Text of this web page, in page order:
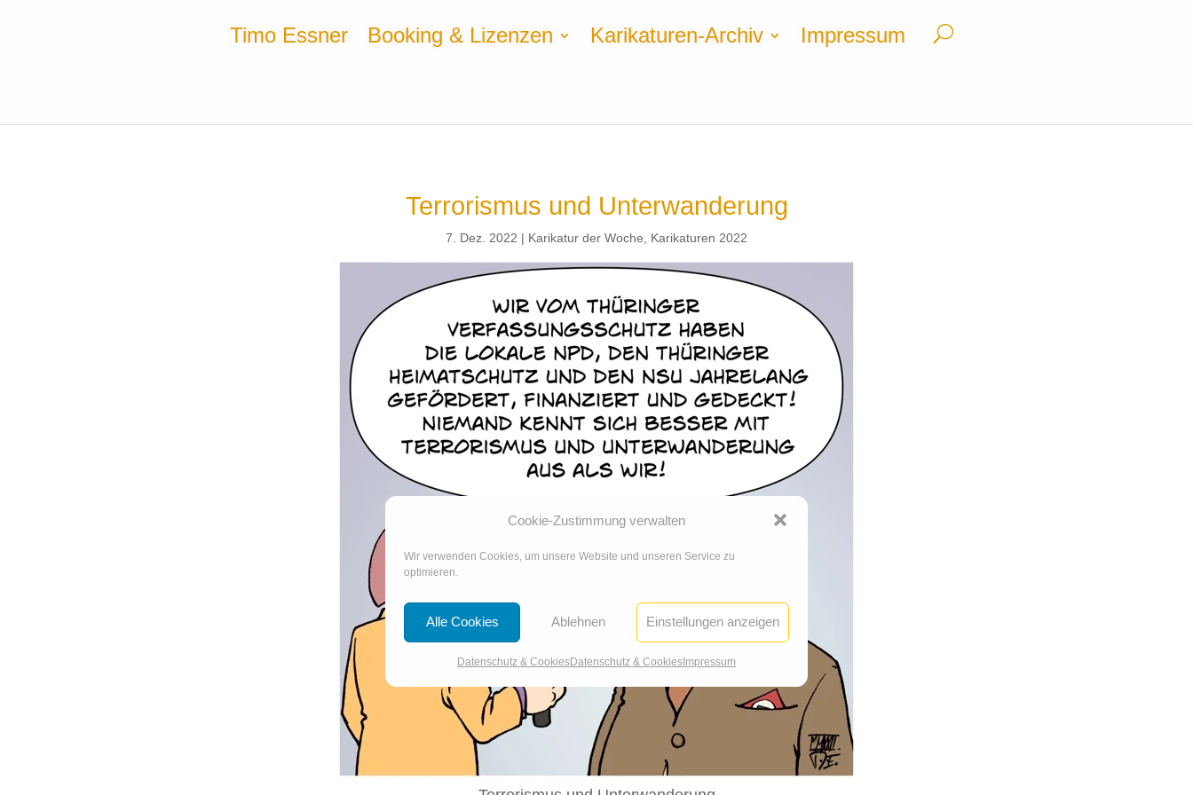
Cookie-Zustimmung verwalten
Wir verwenden Cookies, um unsere Website und unseren Service zu
optimieren.
Alle Cookies Ablehnen Einstellungen anzeigen
Datenschutz & CookiesDatenschutz & CookiesImpressum
Timo Essner Booking & Lizenzen Karikaturen-Archiv Impressum
Terrorismus und Unterwanderung
7. Dez. 2022 Karikatur der Woche, Karikaturen 2022